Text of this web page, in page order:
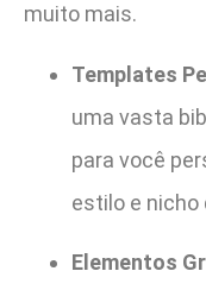
muito mais.
Templates
uma vasta
para você
estilo e nicho
Elementos